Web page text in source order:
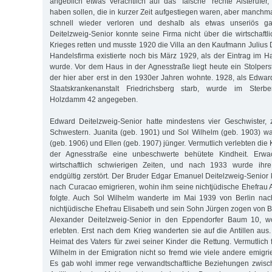
haben sollen, die in kurzer Zeit aufgestiegen waren, aber
schnell wieder verloren und deshalb als etwas unseriös
Deitelzweig-Senior konnte seine Firma nicht über die
Krieges retten und musste 1920 die Villa an den Kaufmann Julius
Handels­firma existierte noch bis März 1929, als der Eintrag im
wurde. Vor dem Haus in der Agnesstraße liegt heute ein
der hier aber erst in den 1930er Jahren wohnte. 1928, als
Staatskrankenanstalt Friedrichsberg starb, wurde im
Holzdamm 42 an­gegeben.
Edward Deitelzweig-Senior hatte mindestens vier
Schwestern. Juanita (geb. 1901) und Sol Wilhelm (geb. 1903)
(geb. 1906) und Ellen (geb. 1907) jünger. Vermutlich verlebten die
der Agnesstraße eine unbeschwerte behütete Kindheit.
wirtschaftlich schwierigen Zeiten, und nach 1933 wurde
endgültig zerstört. Der Bruder Edgar Emanuel Deitelzweig-Senior
nach Curacao emigrieren, wohin ihm seine nichtjüdische Ehefrau
folgte. Auch Sol Wilhelm wanderte im Mai 1939 von Berlin
nichtjüdische Ehefrau Elisabeth und sein Sohn Jürgen zogen von
Alexander Deitelzweig-Senior in den Eppendorfer Baum 10,
erlebten. Erst nach dem Krieg wanderten sie auf die Antillen
Heimat des Vaters für zwei seiner Kinder die Rettung.
Wilhelm in der Emigration nicht so fremd wie viele andere
Es gab wohl immer rege verwandtschaftliche Beziehungen